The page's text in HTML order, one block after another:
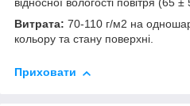
відносної вологості повітря (65
Витрата: 70-110 г/м2 на
кольору та стану поверхні.
Приховати